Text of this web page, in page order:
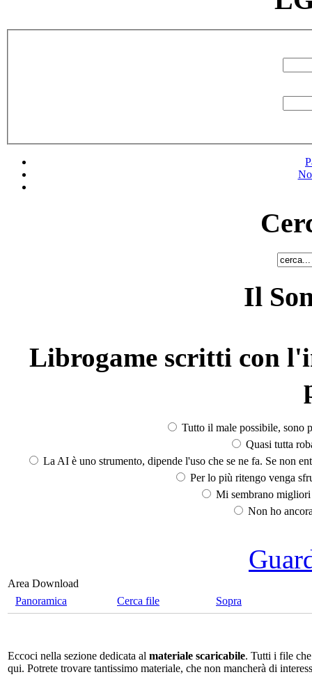
Il
Librogame scritti con
Tutto il male possibile, sono
Quasi tutta
La AI è uno strumento, dipende l'uso che se ne fa. Se non
Per lo più ritengo venga
Mi sembrano
Non ho
Area Download
Panoramica
Cerca file Sopra
Eccoci nella sezione dedicata al materiale scaricabile. Tutti i file
qui. Potrete trovare tantissimo materiale, che non mancherà di